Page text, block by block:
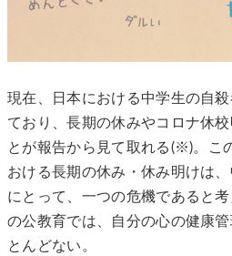
現在、日本における中学生の自
ており、長期の休みやコロナ休
とが報告から見て取れる(※)。こ
おける長期の休み・休み明けは
にとって、一つの危機であると
の公教育では、自分の心の健康
とんどない。